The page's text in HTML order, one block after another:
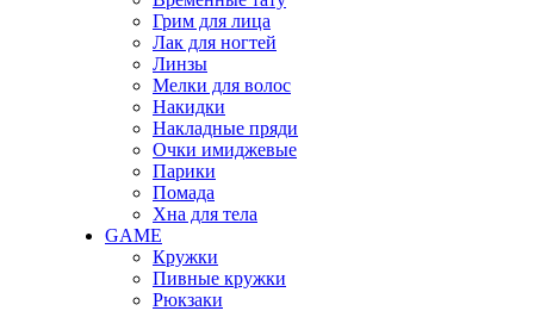
Грим для лица
Лак для ногтей
Линзы
Мелки для волос
Накидки
Накладные пряди
Очки имиджевые
Парики
Помада
Хна для тела
GAME
Кружки
Пивные кружки
Рюкзаки